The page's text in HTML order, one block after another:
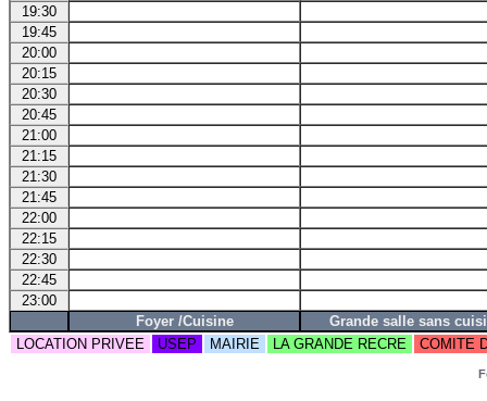
19:30
19:45
20:00
20:15
20:30
20:45
21:00
21:15
21:30
21:45
22:00
22:15
22:30
22:45
23:00
Foyer /Cuisine
Grande salle sans
LOCATION PRIVEE
USEP MAIRIE LA GRANDE RECRE COMITE